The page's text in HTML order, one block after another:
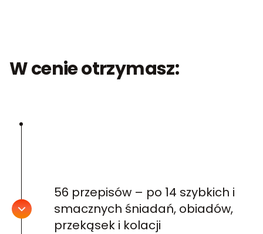
W cenie otrzymasz:
56 przepisów – po 14 szybkich i
smacznych śniadań, obiadów,
przekąsek i kolacji